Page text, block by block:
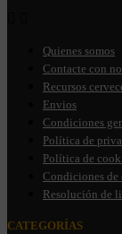
Quienes somos
Contacte con
Recursos
Envios
Condiciones
Política de
Política de
Condiciones de
Resolución de
CATEGORÍAS